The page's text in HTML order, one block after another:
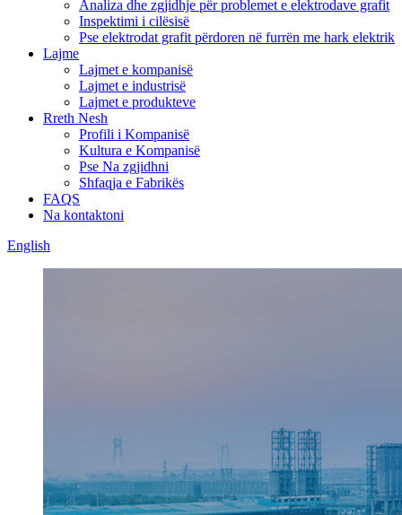
Analiza dhe zgjidhje për problemet e elektrodave grafit
Inspektimi i cilësisë
Pse elektrodat grafit përdoren në furrën me hark elektrik
Lajme
Lajmet e kompanisë
Lajmet e industrisë
Lajmet e produkteve
Rreth Nesh
Profili i Kompanisë
Kultura e Kompanisë
Pse Na zgjidhni
Shfaqja e Fabrikës
FAQS
Na kontaktoni
English